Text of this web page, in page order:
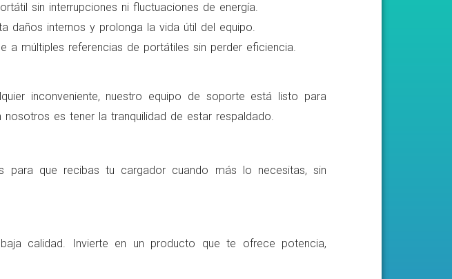
sin interrupciones ni fluctuaciones de energía.
daños internos y prolonga la vida útil del equipo.
a múltiples referencias de portátiles sin perder eficiencia.
inconveniente, nuestro equipo de soporte está listo para
es tener la tranquilidad de estar respaldado.
para que recibas tu cargador cuando más lo necesitas, sin
calidad. Invierte en un producto que te ofrece potencia,